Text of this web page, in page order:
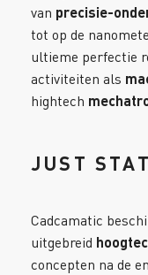
van precisie-
tot op de
ultieme perfectie
activiteiten als
hightech
JUST
Cadcamatic
uitgebreid
concepten na de